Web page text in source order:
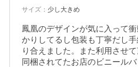
サイズ ： 少し大きめ
鳳凰のデザインが気に入って
かりしてるし包装も丁寧だし
り合えました。また利用させて
同梱されてたお店のビニール